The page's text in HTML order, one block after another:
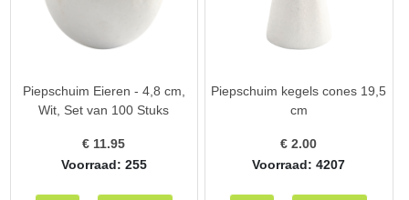
Piepschuim Eieren - 4,8 cm,
Wit, Set van 100 Stuks
€ 11.95
Voorraad: 255
Piepschuim kegels cones 19,5
cm
€2.00
Voorraad: 4207